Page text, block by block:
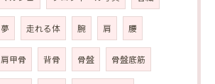
夢 走れる体 腕 肩 腰
肩甲骨 背骨 骨盤 骨盤底筋